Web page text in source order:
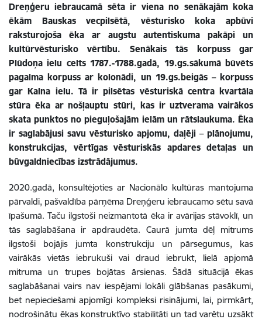
Dreņģeru iebraucamā sēta ir viena no senākajām koka
ēkām Bauskas vecpilsētā, vēsturisko koka apbūvi
raksturojoša ēka ar augstu autentiskuma pakāpi un
kultūrvēsturisko vērtību. Senākais tās korpuss gar
Plūdoņa ielu celts 1787.-1788.gadā, 19.gs.sākumā būvēts
pagalma korpuss ar kolonādi, un 19.gs.beigās – korpuss
gar Kalna ielu. Tā ir pilsētas vēsturiskā centra kvartāla
stūra ēka ar nošļauptu stūri, kas ir uztverama vairākos
skata punktos no pieguļošajām ielām un rātslaukuma. Ēka
ir saglabājusi savu vēsturisko apjomu, daļēji – plānojumu,
konstrukcijas, vērtīgas vēsturiskās apdares detaļas un
būvgaldniecības izstrādājumus.
2020.gadā, konsultējoties ar Nacionālo kultūras mantojuma
pārvaldi, pašvaldība pārņēma Dreņģeru iebraucamo sētu savā
īpašumā. Taču ilgstoši neizmantotā ēka ir avārijas stāvoklī, un
tās saglabāšana ir apdraudēta. Caurā jumta dēļ mitrums
ilgstoši bojājis jumta konstrukciju un pārsegumus, kas
vairākās vietās iebrukuši vai draud iebrukt, lielā apjomā
mitruma un trupes bojātas ārsienas. Šādā situācijā ēkas
saglabāšanai vairs nav iespējami lokāli glābšanas pasākumi,
bet nepieciešami apjomīgi kompleksi risinājumi, lai, pirmkārt,
nodrošinātu ēkas konstruktīvo stabilitāti un tad varētu uzsākt